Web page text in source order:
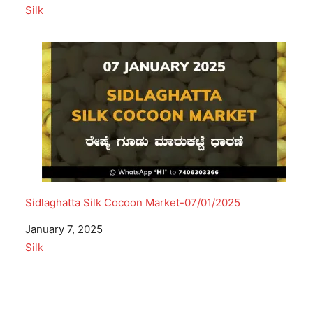
In relation to
Silk
Sidlaghatta Silk Cocoon Market-07/01/2025
Date
January 7, 2025
In relation to
Silk